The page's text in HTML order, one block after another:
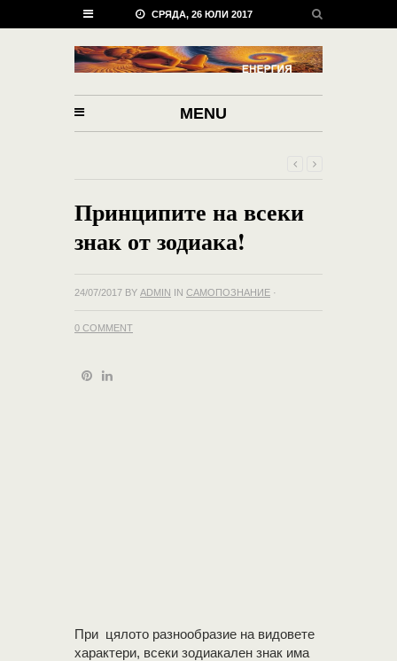
СРЯДА, 26 ЮЛИ 2017
MENU
Принципите на всеки
знак от зодиака!
24/07/2017 BY ADMIN IN САМОПОЗНАНИЕ ·
0 COMMENT
При цялото разнообразие на видовете
характери, всеки зодиакален знак има